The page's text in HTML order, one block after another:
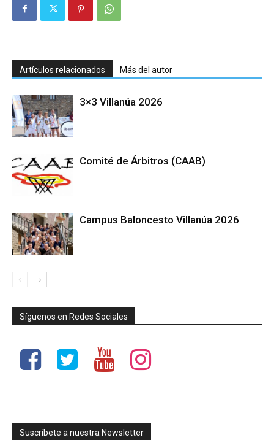
Artículos relacionados Más del autor
3×3 Villanúa 2026
Comité de Árbitros (CAAB)
Campus Baloncesto Villanúa 2026
Síguenos en Redes Sociales
Suscríbete a nuestra Newsletter